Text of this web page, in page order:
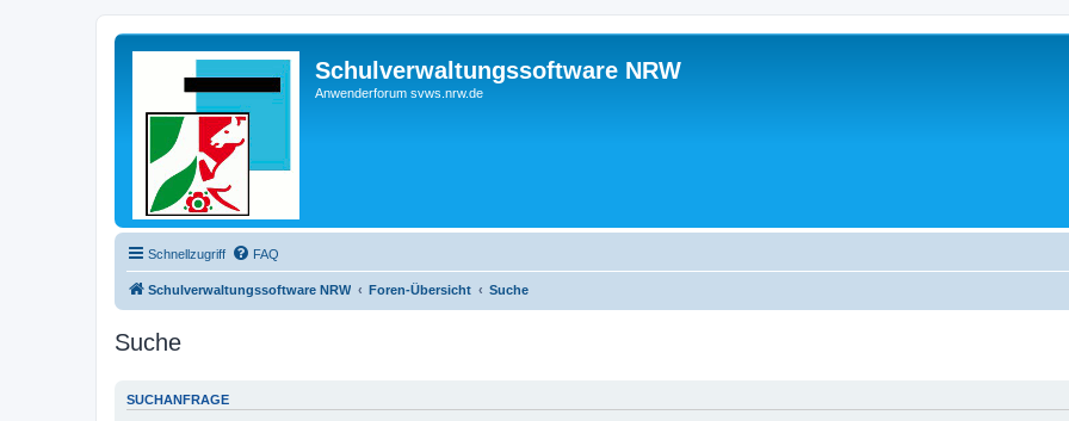
Schulverwaltungssoftware NRW
Anwenderforum svws.nrw.de
Schnellzugriff FAQ
Schulverwaltungssoftware NRW Foren-Übersicht Suche
Suche
SUCHANFRAGE